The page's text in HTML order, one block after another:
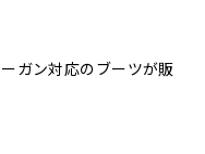
ガン対応のブーツが販